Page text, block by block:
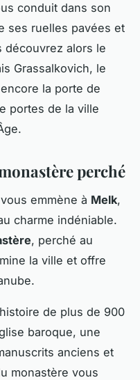
conduit dans son
ses ruelles pavées et
découvrez alors le
Grassalkovich, le
la porte de
portes de la ville
perché
emmène à Melk,
charme indéniable.
, perché au
la ville et offre
de plus de 900
baroque, une
anciens et
monastère vous